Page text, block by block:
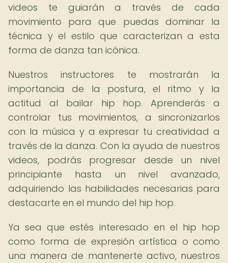
videos te guiarán a través de cada
movimiento para que puedas dominar la
técnica y el estilo que caracterizan a esta
forma de danza tan icónica.
Nuestros instructores te mostrarán la
importancia de la postura, el ritmo y la
actitud al bailar hip hop. Aprenderás a
controlar tus movimientos, a sincronizarlos
con la música y a expresar tu creatividad a
través de la danza. Con la ayuda de nuestros
videos, podrás progresar desde un nivel
principiante hasta un nivel avanzado,
adquiriendo las habilidades necesarias para
destacarte en el mundo del hip hop.
Ya sea que estés interesado en el hip hop
como forma de expresión artística o como
una manera de mantenerte activo, nuestros